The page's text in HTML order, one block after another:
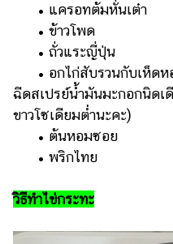
ปัญหา
ร่วม
งาน
กับ
เรา
• แครอทต้มหั่นเต๋า
• ข้าวโพด
• ถั่วแระญี่ปุ่น
• อกไก่สับรวนกับเห็ดห
ฉีดสเปรย์น้ำมันมะกอกนิดเ
ขาวโซเดียมต่ำนะคะ)
• ต้นหอมซอย
• พริกไทย
วิธีทำไข่กระทะ